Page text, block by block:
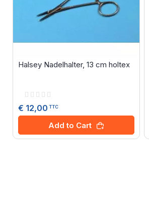
Halsey Nadelhalter, 13 cm holtex
Rating:
€ 12,00 TTC
Add to Cart